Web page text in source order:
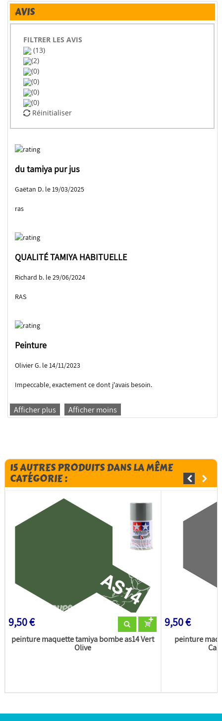
AVIS
FILTRER LES AVIS
(13)
(2)
(0)
(0)
(0)
(0)
Réinitialiser
du tamiya pur jus
Gaëtan D. le 19/03/2025
ras
QUALITÉ TAMIYA HABITUELLE
Richard b. le 29/06/2024
RAS
Peinture
Olivier G. le 14/11/2023
Impeccable, exactement ce dont j'avais besoin.
Afficher plus Afficher moins
15 AUTRES PRODUITS DANS LA MÊME
CATÉGORIE :
9,50 €
peinture maquette tamiya bombe as14 Vert
Olive
9,50 €
peinture